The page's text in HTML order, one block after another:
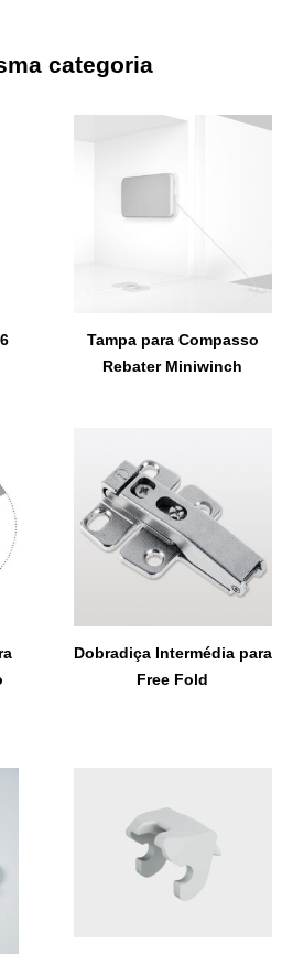
categoria
Tampa para Compasso
Rebater Miniwinch
Dobradiça Intermédia para
Free Fold